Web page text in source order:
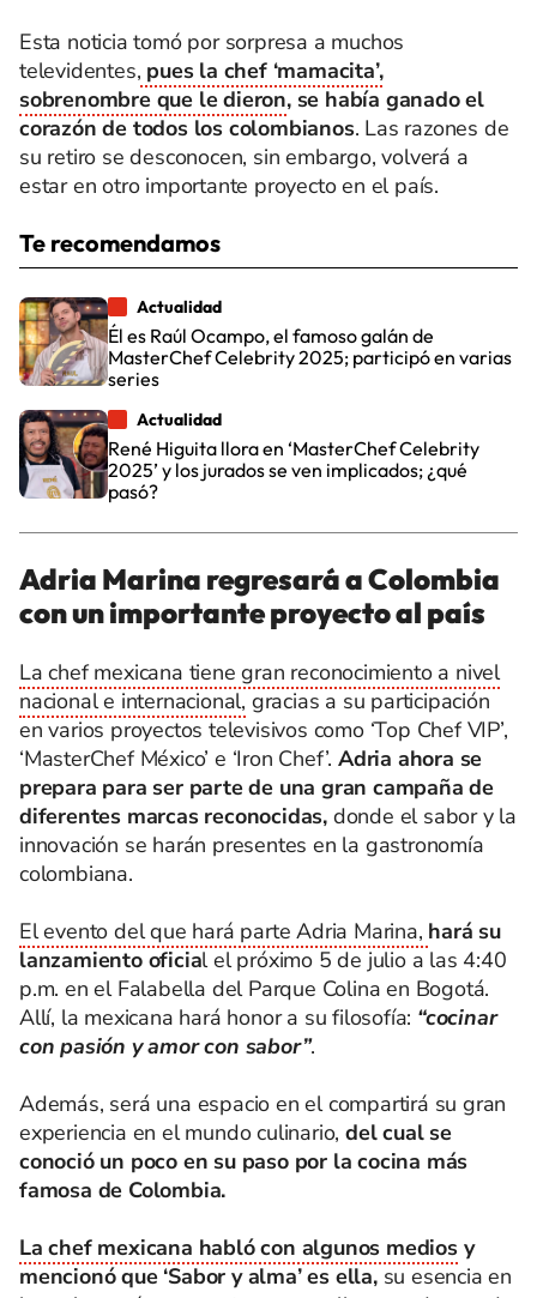
Esta noticia tomó por sorpresa a muchos
televidentes, pues la chef ‘mamacita’,
sobrenombre que le dieron, se había ganado el
corazón de todos los colombianos. Las razones de
su retiro se desconocen, sin embargo, volverá a
estar en otro importante proyecto en el país.
Te recomendamos
Actualidad
Él es Raúl Ocampo, el famoso galán de
MasterChef Celebrity 2025; participó en varias
series
Actualidad
René Higuita llora en ‘MasterChef Celebrity
2025’ y los jurados se ven implicados; ¿qué
pasó?
Adria Marina regresará a Colombia
con un importante proyecto al país
La chef mexicana tiene gran reconocimiento a nivel
nacional e internacional, gracias a su participación
en varios proyectos televisivos como ‘Top Chef VIP’,
‘MasterChef México’ e ‘Iron Chef’.Adria ahora se
prepara para ser parte de una gran campaña de
diferentes marcas reconocidas, donde el sabor y la
innovación se harán presentes en la gastronomía
colombiana.
El evento del que hará parte Adria Marina, hará su
lanzamiento oficial el próximo 5 de julio a las 4:40
p.m. en el Falabella del Parque Colina en Bogotá.
Allí, la mexicana hará honor a su filosofía: “cocinar
con pasión y amor con sabor”.
Además, será una espacio en el compartirá su gran
experiencia en el mundo culinario, del cual se
conoció un poco en su paso por la cocina más
famosa de Colombia.
La chef mexicana habló con algunos mediosy
mencionó que ‘Sabor y alma’ es ella, su esencia en